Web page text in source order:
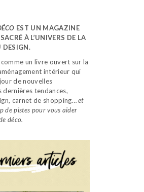
EST UN MAGAZINE
À L’UNIVERS DE LA
DESIGN.
un livre ouvert sur la
intérieur qui
de nouvelles
dernières tendances,
carnet de shopping…et
de pistes pour vous aider
déco.